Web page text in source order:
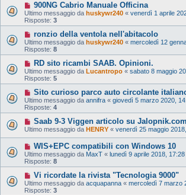
900NG Cabrio Manuale Officina
Ultimo messaggio da huskywr240 « venerdì 1 aprile
Risposte: 3
ronzio della ventola nell'abitacolo
Ultimo messaggio da huskywr240 « mercoledì 12
Risposte: 8
RD sito ricambi SAAB. Opinioni.
Ultimo messaggio da Lucantropo « sabato 8 maggio
Risposte: 5
Sito curioso parco auto circolante
Ultimo messaggio da annifra « giovedì 5 marzo 2020,
Risposte: 4
Saab 9-3 Viggen articolo su Jalopnik.com
Ultimo messaggio da HENRY « venerdì 25 maggio
WIS+EPC compatibili con Windows 10
Ultimo messaggio da MaxT « lunedì 9 aprile 2018, 17:28
Risposte: 8
Vi ricordate la rivista "Tecnologia 9000"
Ultimo messaggio da acquapanna « mercoledì 7 marzo
Risposte: 3